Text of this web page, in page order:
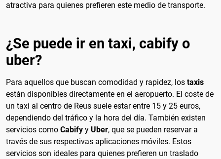
atractiva para quienes prefieren este medio de transporte.
¿Se puede ir en taxi, cabify o
uber?
Para aquellos que buscan comodidad y rapidez, los taxis
están disponibles directamente en el aeropuerto. El coste de
un taxi al centro de Reus suele estar entre 15 y 25 euros,
dependiendo del tráfico y la hora del día. También existen
servicios como Cabify y Uber, que se pueden reservar a
través de sus respectivas aplicaciones móviles. Estos
servicios son ideales para quienes prefieren un traslado